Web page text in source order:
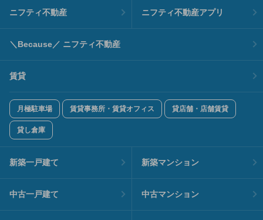
ニフティ不動産 ニフティ不動産アプリ
＼Because／ ニフティ不動産
賃貸
月極駐車場 賃貸事務所・賃貸オフィス 貸店舗・店舗賃貸
貸し倉庫
新築一戸建て 新築マンション
中古一戸建て 中古マンション